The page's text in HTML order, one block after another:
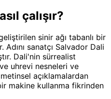
çalışır?
sinir ağı tabanlı bir
sanatçı Salvador Dali
Dali'nin sürrealist
uhrevi nesneleri ve
açıklamalardan
makine kullanma fikrinden